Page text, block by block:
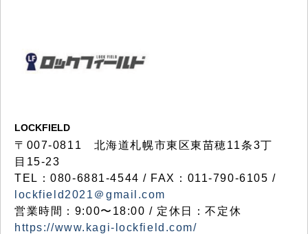
LOCKFIELD
〒007-0811 北海道札幌市東区東苗穂11条3丁
目15-23
TEL：080-6881-4544 / FAX：011-790-6105 /
lockfield2021＠gmail.com
営業時間：9:00〜18:00 / 定休日：不定休
https://www.kagi-lockfield.com/